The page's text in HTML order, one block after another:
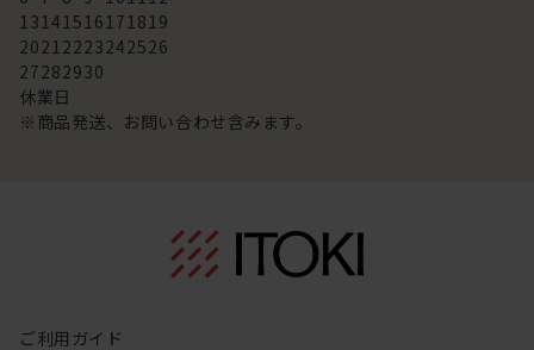
13141516171819
20212223242526
27282930
休業日
※商品発送、お問い合わせ含みます。
ご利用ガイド